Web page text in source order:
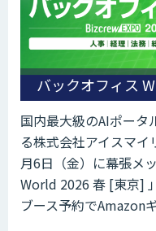
バックオフィス
国内最大級のAIポー
る株式会社アイスマ
月6日（金）に幕張メ
World 2026 春 [東京]
ブース予約でAmazon